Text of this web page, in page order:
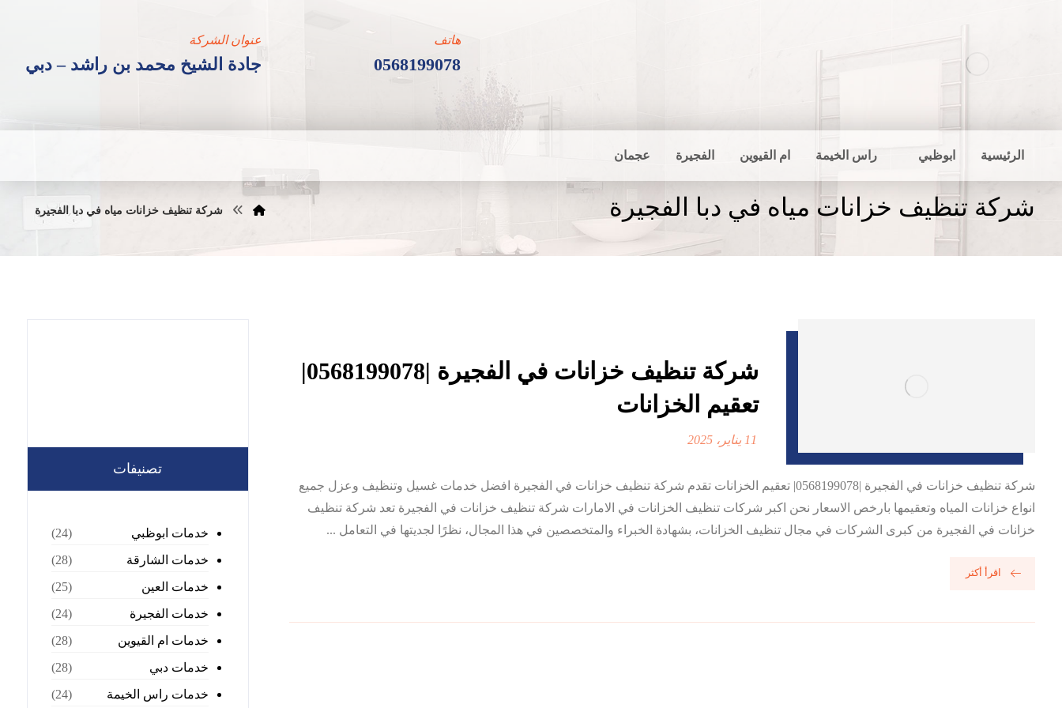
عنوان الشركة
جادة الشيخ محمد بن راشد – دبي
هاتف
0568199078
الرئيسية ابوظبي راس الخيمة ام القيوين الفجيرة عجمان
شركة تنظيف خزانات مياه في دبا الفجيرة شركة تنظيف خزانات مياه في دبا الفجيرة
شركة تنظيف خزانات في الفجيرة |0568199078|
تعقيم الخزانات
11 يناير، 2025
شركة تنظيف خزانات في الفجيرة |0568199078| تعقيم الخزانات تقدم شركة تنظيف خزانات في الفجيرة افضل خدمات غسيل وتنظيف وعزل جميع
انواع خزانات المياه وتعقيمها بارخص الاسعار نحن اكبر شركات تنظيف الخزانات في الامارات شركة تنظيف خزانات في الفجيرة تعد شركة تنظيف
خزانات في الفجيرة من كبرى الشركات في مجال تنظيف الخزانات، بشهادة الخبراء والمتخصصين في هذا المجال، نظرًا لجديتها في التعامل ...
اقرأ أكثر
تصنيفات
خدمات ابوظبي
(24)
خدمات الشارقة
(28)
خدمات العين
(25)
خدمات الفجيرة
(24)
خدمات ام القيوين
(28)
خدمات دبي
(28)
خدمات راس الخيمة
(24)